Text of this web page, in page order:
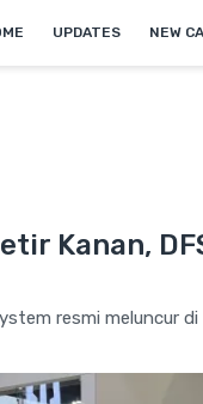
UPDATES NEW
Kanan,
resmi meluncur